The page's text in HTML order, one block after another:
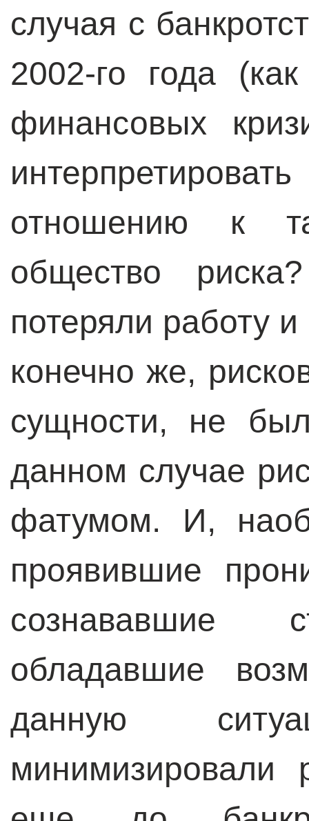
случая с
2002-го года
финансовых
отношению к
общество
потеряли работу
конечно же,
сущности, не
данном случае
фатумом. И,
проявившие
сознававшие
обладавшие
данную
минимизировали